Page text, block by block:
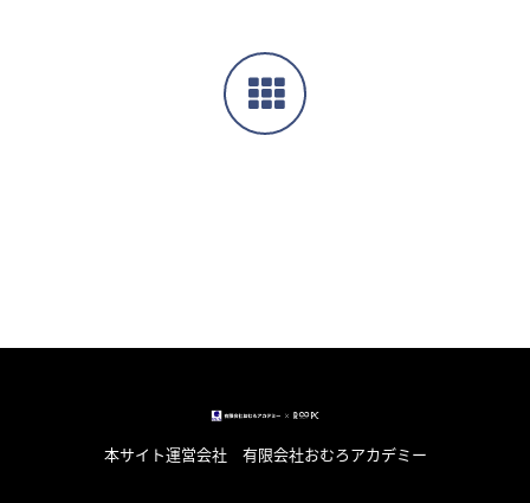
本サイト運営会社 有限会社おむろアカデミー